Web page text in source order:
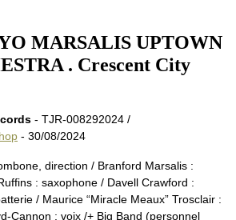
MARSALIS UPTOWN
. Crescent City
- TJR-008292024 /
- 30/08/2024
direction / Branford Marsalis :
: saxophone / Davell Crawford :
/ Maurice “Miracle Meaux” Trosclair :
Cannon : voix /+ Big Band (personnel